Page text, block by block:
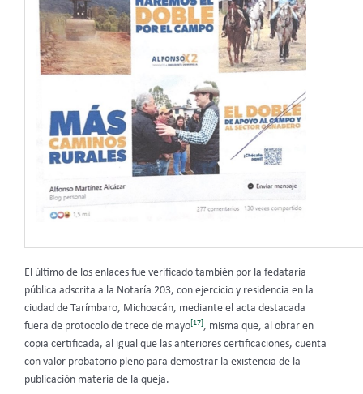
El último de los enlaces fue verificado también por la fedataria
pública adscrita a la Notaría 203, con ejercicio y residencia en la
ciudad de Tarímbaro, Michoacán, mediante el acta destacada
fuera de protocolo de trece de mayo[17], misma que, al obrar en
copia certificada, al igual que las anteriores certificaciones, cuenta
con valor probatorio pleno para demostrar la existencia de la
publicación materia de la queja.